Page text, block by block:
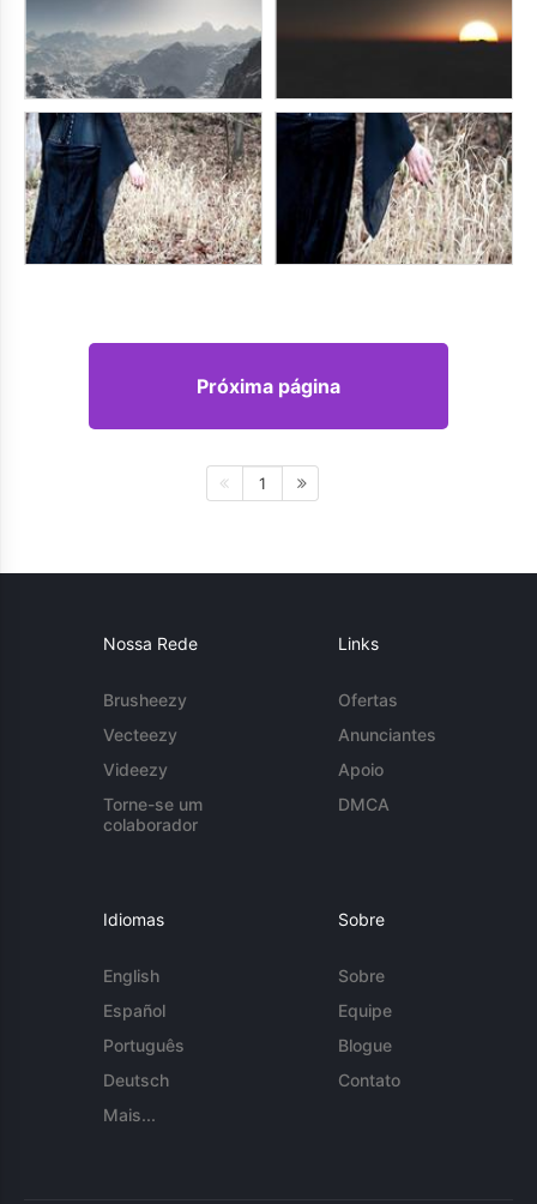
Próxima página
1
Nossa Rede
Brusheezy
Vecteezy
Videezy
Torne-se um
colaborador
Links
Ofertas
Anunciantes
Apoio
DMCA
Idiomas
English
Español
Português
Deutsch
Mais...
Sobre
Sobre
Equipe
Blogue
Contato